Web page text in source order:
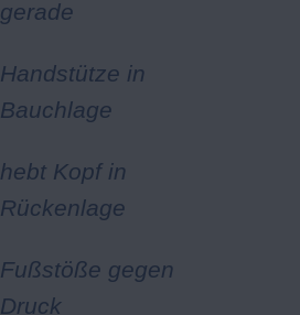
gerade
Handstütze in
Bauchlage
hebt Kopf in
Rückenlage
Fußstöße gegen
Druck